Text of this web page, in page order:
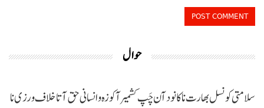
حوال
سلامتی کونسل بھارت نا کانود آن چَپ کشمیر آ کوزہ و انسانی حق آتا خلاف ورزی نا